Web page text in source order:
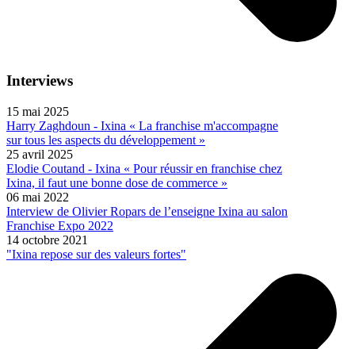
Interviews
15 mai 2025
Harry Zaghdoun - Ixina « La franchise m'accompagne
sur tous les aspects du développement »
25 avril 2025
Elodie Coutand - Ixina « Pour réussir en franchise chez
Ixina, il faut une bonne dose de commerce »
06 mai 2022
Interview de Olivier Ropars de l’enseigne Ixina au salon
Franchise Expo 2022
14 octobre 2021
"Ixina repose sur des valeurs fortes"